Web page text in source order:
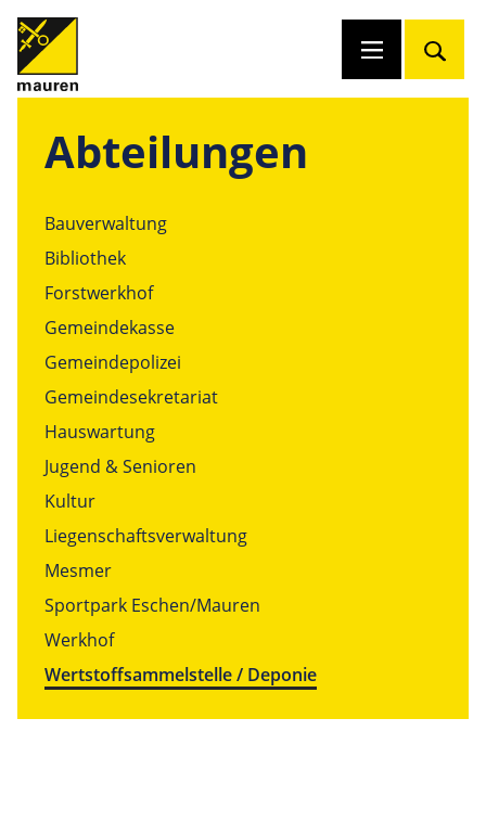
Abteilungen
Bauverwaltung
Bibliothek
Forstwerkhof
Gemeindekasse
Gemeindepolizei
Gemeindesekretariat
Hauswartung
Jugend & Senioren
Kultur
Liegenschaftsverwaltung
Mesmer
Sportpark Eschen/Mauren
Werkhof
Wertstoffsammelstelle / Deponie